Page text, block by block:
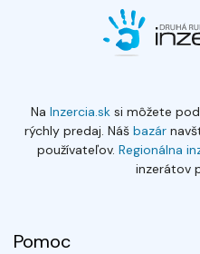
Na Inzercia.sksi môžete
rýchly predaj. Náš bazár
používateľov. Regionálna
inzerátov
Pomoc